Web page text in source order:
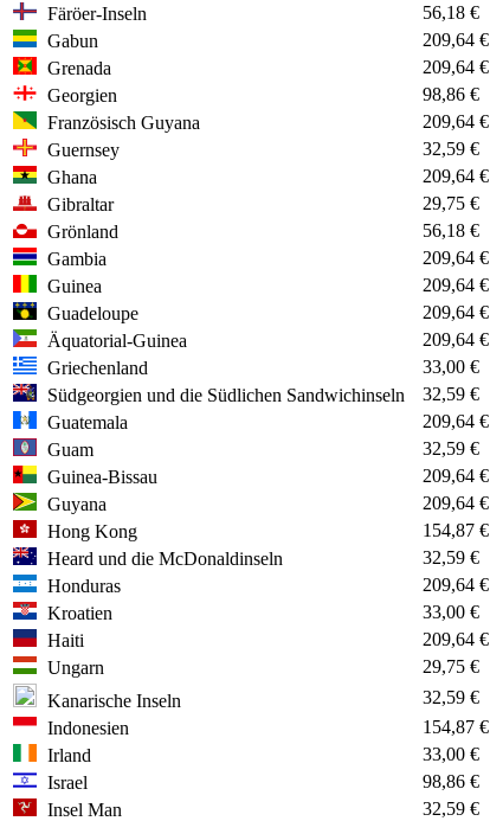
Färöer-Inseln
56,18 €
Gabun
209,64 €
Grenada
209,64 €
Georgien
98,86 €
Französisch Guyana
209,64 €
Guernsey
32,59 €
Ghana
209,64 €
Gibraltar
29,75 €
Grönland
56,18 €
Gambia
209,64 €
Guinea
209,64 €
Guadeloupe
209,64 €
Äquatorial-Guinea
209,64 €
Griechenland
33,00 €
Südgeorgien und die Südlichen Sandwichinseln
32,59 €
Guatemala
209,64 €
Guam
32,59 €
Guinea-Bissau
209,64 €
Guyana
209,64 €
Hong Kong
154,87 €
Heard und die McDonaldinseln
32,59 €
Honduras
209,64 €
Kroatien
33,00 €
Haiti
209,64 €
Ungarn
29,75 €
Kanarische Inseln
32,59 €
Indonesien
154,87 €
Irland
33,00 €
Israel
98,86 €
Insel Man
32,59 €